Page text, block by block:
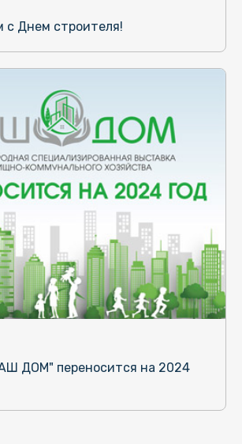
с Днем строителя!
ДОМ" переносится на 2024